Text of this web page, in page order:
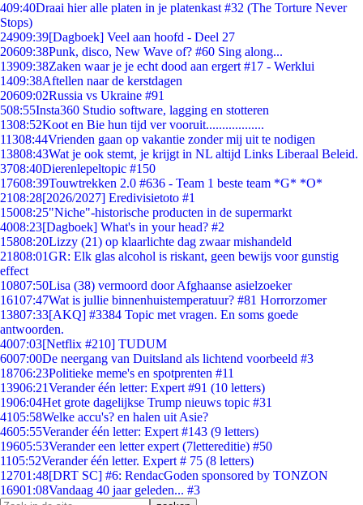
409:40Draai hier alle platen in je platenkast #32 (The Torture Never
Stops)
24909:39[Dagboek] Veel aan hoofd - Deel 27
20609:38Punk, disco, New Wave of? #60 Sing along...
13909:38Zaken waar je je echt dood aan ergert #17 - Werklui
1409:38Aftellen naar de kerstdagen
20609:02Russia vs Ukraine #91
508:55Insta360 Studio software, lagging en stotteren
1308:52Koot en Bie hun tijd ver vooruit..................
11308:44Vrienden gaan op vakantie zonder mij uit te nodigen
13808:43Wat je ook stemt, je krijgt in NL altijd Links Liberaal Beleid.
3708:40Dierenlepeltopic #150
17608:39Touwtrekken 2.0 #636 - Team 1 beste team *G* *O*
2108:28[2026/2027] Eredivisietoto #1
15008:25"Niche"-historische producten in de supermarkt
4008:23[Dagboek] What's in your head? #2
15808:20Lizzy (21) op klaarlichte dag zwaar mishandeld
21808:01GR: Elk glas alcohol is riskant, geen bewijs voor gunstig
effect
10807:50Lisa (38) vermoord door Afghaanse asielzoeker
16107:47Wat is jullie binnenhuistemperatuur? #81 Horrorzomer
13807:33[AKQ] #3384 Topic met vragen. En soms goede
antwoorden.
4007:03[Netflix #210] TUDUM
6007:00De neergang van Duitsland als lichtend voorbeeld #3
18706:23Politieke meme's en spotprenten #11
13906:21Verander één letter: Expert #91 (10 letters)
1906:04Het grote dagelijkse Trump nieuws topic #31
4105:58Welke accu's? en halen uit Asie?
4605:55Verander één letter: Expert #143 (9 letters)
19605:53Verander een letter expert (7lettereditie) #50
1105:52Verander één letter. Expert # 75 (8 letters)
12701:48[DRT SC] #6: RendacGoden sponsored by TONZON
16901:08Vandaag 40 jaar geleden... #3